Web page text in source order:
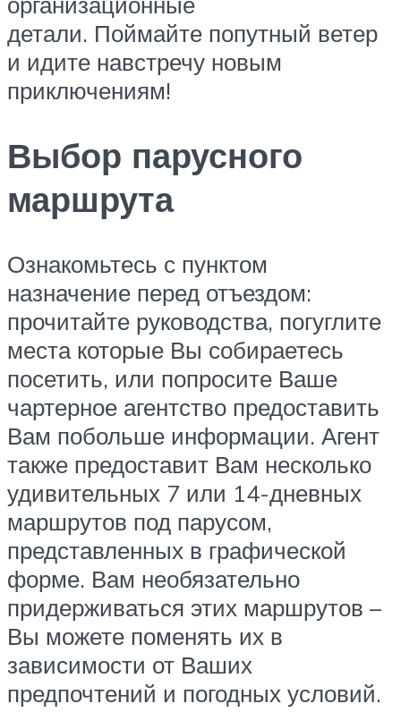
детали. Поймайте попутный ветер
и идите навстречу новым
приключениям!
Выбор парусного
маршрута
Ознакомьтесь с пунктом
назначение перед отъездом:
прочитайте руководства, погуглите
места которые Вы собираетесь
посетить, или попросите Ваше
чартерное агентство предоставить
Вам побольше информации. Агент
также предоставит Вам несколько
удивительных 7 или 14-дневных
маршрутов под парусом,
представленных в графической
форме. Вам необязательно
придерживаться этих маршрутов –
Вы можете поменять их в
зависимости от Ваших
предпочтений и погодных условий.